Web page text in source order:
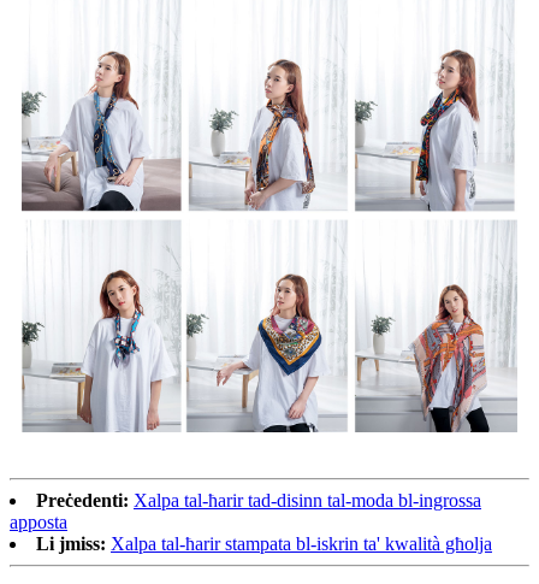
Preċedenti: Xalpa tal-ħarir tad-disinn tal-moda bl-ingrossa
apposta
Li jmiss: Xalpa tal-ħarir stampata bl-iskrin ta' kwalità għolja